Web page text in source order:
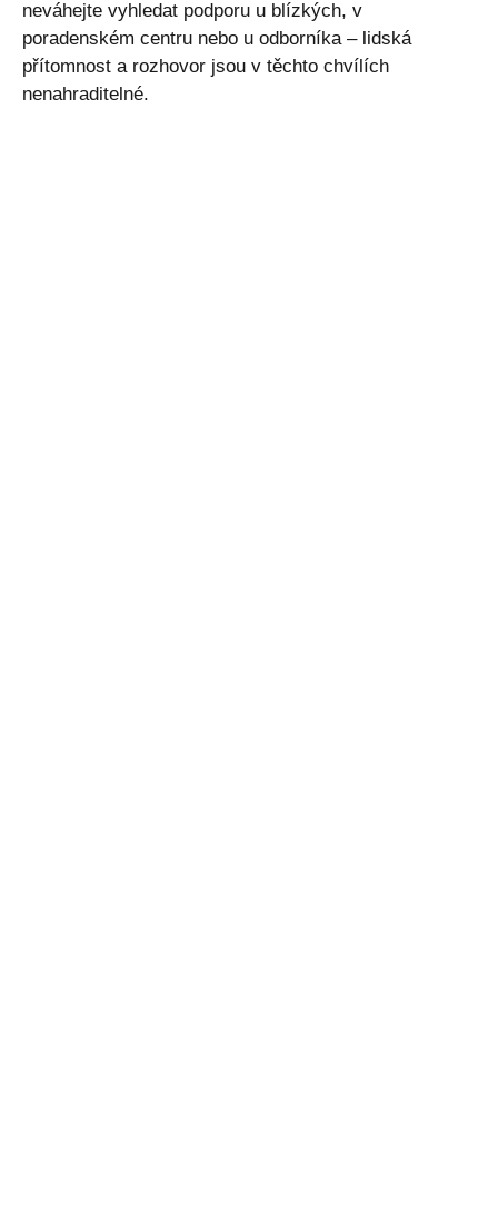
neváhejte vyhledat podporu u blízkých, v
poradenském centru nebo u odborníka – lidská
přítomnost a rozhovor jsou v těchto chvílích
nenahraditelné.